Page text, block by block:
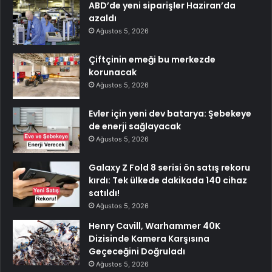
ABD’de yeni siparişler Haziran’da
azaldı
Ağustos 5, 2026
Çiftçinin emeği bu merkezde
korunacak
Ağustos 5, 2026
Evler için yeni dev batarya: Şebekeye
de enerji sağlayacak
Ağustos 5, 2026
Galaxy Z Fold 8 serisi ön satış rekoru
kırdı: Tek ülkede dakikada 140 cihaz
satıldı!
Ağustos 5, 2026
Henry Cavill, Warhammer 40K
Dizisinde Kamera Karşısına
Geçeceğini Doğruladı
Ağustos 5, 2026